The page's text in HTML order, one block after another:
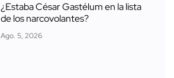
¿Estaba César Gastélum en la lista
de los narcovolantes?
Ago. 5, 2026